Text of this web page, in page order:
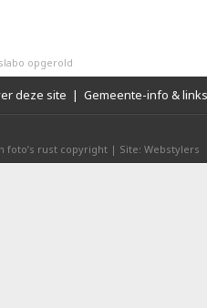
opgerold
deze site | Gemeente-info & links
foto’s rust copyright | Site: Webstylers